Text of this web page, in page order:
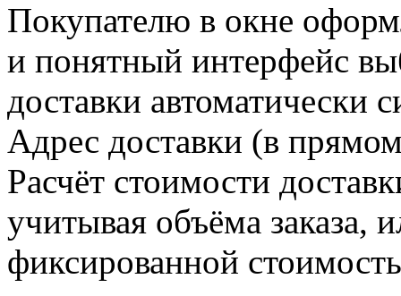
Покупателю в окне
и понятный интерфейс
доставки автоматически
Адрес доставки (в
Расчёт стоимости
учитывая объёма заказа,
фиксированной